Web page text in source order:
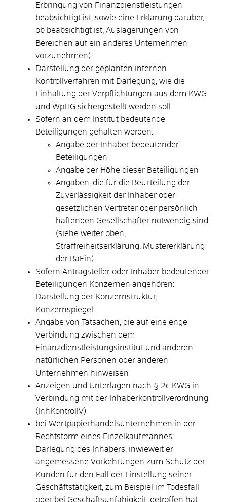
Erbringung von Finanzdienstleistungen
beabsichtigt ist, sowie eine Erklärung darüber,
ob beabsichtigt ist, Auslagerungen von
Bereichen auf ein anderes Unternehmen
vorzunehmen)
Darstellung der geplanten internen
Kontrollverfahren mit Darlegung, wie die
Einhaltung der Verpflichtungen aus dem KWG
und WpHG sichergestellt werden soll
Sofern an dem Institut bedeutende
Beteiligungen gehalten werden:
Angabe der Inhaber bedeutender
Beteiligungen
Angabe der Höhe dieser Beteiligungen
Angaben, die für die Beurteilung der
Zuverlässigkeit der Inhaber oder
gesetzlichen Vertreter oder persönlich
haftenden Gesellschafter notwendig sind
(siehe weiter oben,
Straffreiheitserklärung, Mustererklärung
der BaFin)
Sofern Antragsteller oder Inhaber bedeutender
Beteiligungen Konzernen angehören:
Darstellung der Konzernstruktur,
Konzernspiegel
Angabe von Tatsachen, die auf eine enge
Verbindung zwischen dem
Finanzdienstleistungsinstitut und anderen
natürlichen Personen oder anderen
Unternehmen hinweisen
Anzeigen und Unterlagen nach § 2c KWG in
Verbindung mit der Inhaberkontrollverordnung
(InhKontrollV)
bei Wertpapierhandelsunternehmen in der
Rechtsform eines Einzelkaufmannes:
Darlegung des Inhabers, inwieweit er
angemessene Vorkehrungen zum Schutz der
Kunden für den Fall der Einstellung seiner
Geschäftstätigkeit, zum Beispiel im Todesfall
oder bei Geschäftsunfähigkeit, getroffen hat.